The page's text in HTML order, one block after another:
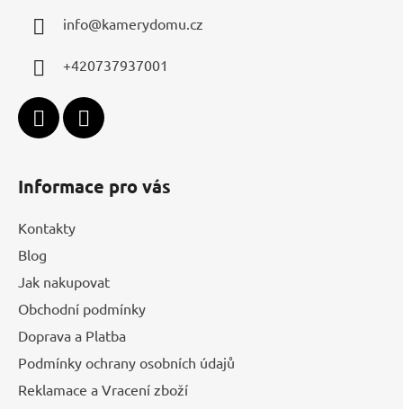
info@kamerydomu.cz
+420737937001
Informace pro vás
Kontakty
Blog
Jak nakupovat
Obchodní podmínky
Doprava a Platba
Podmínky ochrany osobních údajů
Reklamace a Vracení zboží